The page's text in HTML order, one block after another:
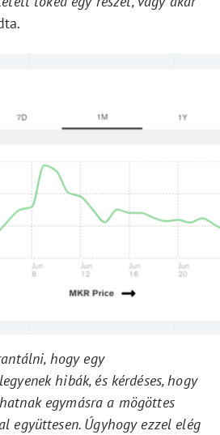
hogy egy
hibák, és kérdéses, hogy
egymásra a mögöttes
együttesen. Úgyhogy ezzel elég